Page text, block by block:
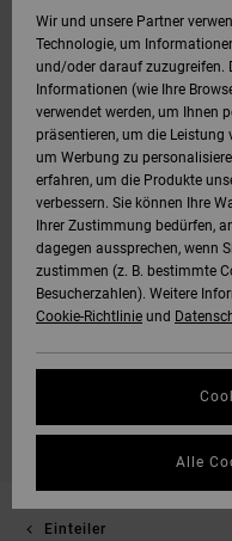
Einteiler
Wir und unsere Partner
Technologie, um
und/oder darauf zuzugreifen.
Informationen (wie Ihre
verwendet werden, um Ihnen
präsentieren, um die Leistung
um Werbung zu
erfahren, um die Produkte
verbessern. Sie können Ihre
Ihrer Zustimmung bedürfen,
dagegen aussprechen, wenn
zustimmen (z. B. bestimmte
Besucherzahlen). Weitere
Cookie-Richtlinie und
Alle